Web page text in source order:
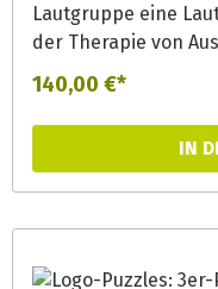
Lautgruppe eine
der Therapie von
Lautgeneralisierung
Aber auch in der
Erzählanlässe und
140,00 €*
IN